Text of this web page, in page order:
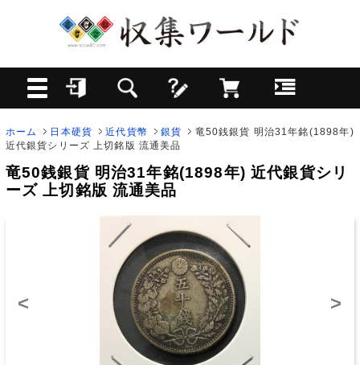
ホーム 日本硬貨 近代貨幣 銀貨
竜50銭銀貨 明治31年銘(1898年)
近代銀貨シリーズ 上切銘版 流通美品
竜50銭銀貨 明治31年銘(1898年) 近代銀貨シリ
ーズ 上切銘版 流通美品
< >